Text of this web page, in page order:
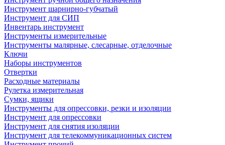
Инструмент шарнирно-губчатый
Инструмент для СИП
Инвентарь инструмент
Инструменты измерительные
Инструменты малярные, слесарные, отделочные
Ключи
Наборы инструментов
Отвертки
Расходные материалы
Рулетка измерительная
Сумки, ящики
Инструменты для опрессовки, резки и изоляции
Инструмент для опрессовки
Инструмент для снятия изоляции
Инструмент для телекоммуникационных систем